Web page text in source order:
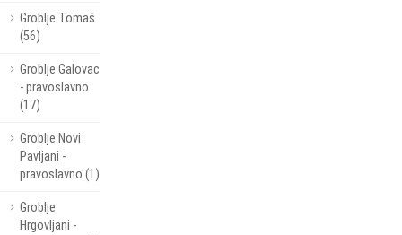
Groblje Tomaš
(56)
Groblje Galovac
- pravoslavno
(17)
Groblje Novi
Pavljani -
pravoslavno (1)
Groblje
Hrgovljani -